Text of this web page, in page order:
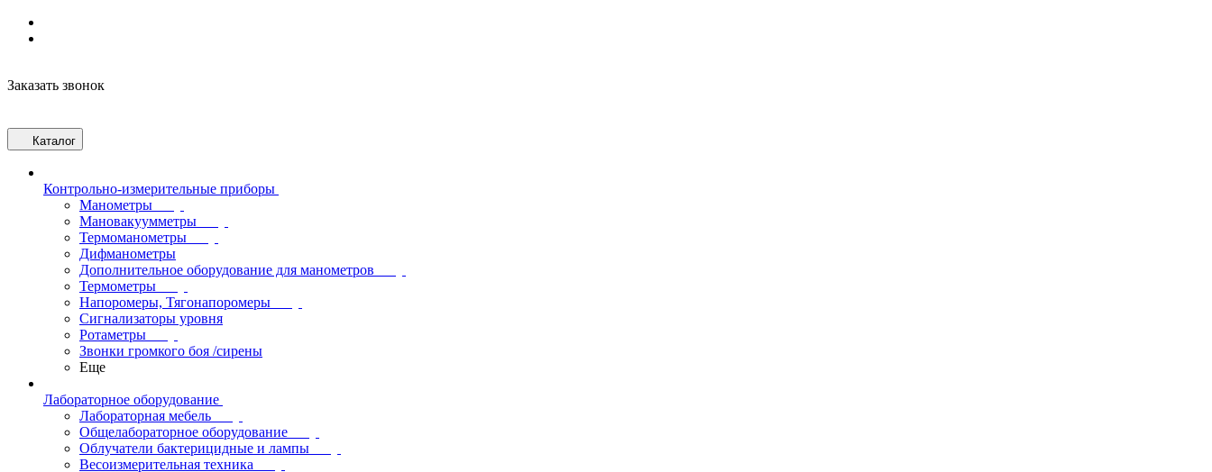
Заказать звонок
Каталог
Контрольно-измерительные приборы
Манометры
Мановакуумметры
Термоманометры
Дифманометры
Дополнительное оборудование для манометров
Термометры
Напоромеры, Тягонапоромеры
Сигнализаторы уровня
Ротаметры
Звонки громкого боя /сирены
Еще
Лабораторное оборудование
Лабораторная мебель
Общелабораторное оборудование
Облучатели бактерицидные и лампы
Весоизмерительная техника